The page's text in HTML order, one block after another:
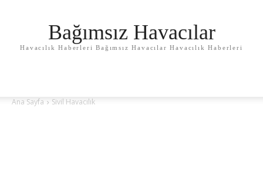
Bağımsız Havacılar
Havacılık Haberleri Bağımsız Havacılar Havacılık Haberleri
Ana Sayfa Sivil Havacılık